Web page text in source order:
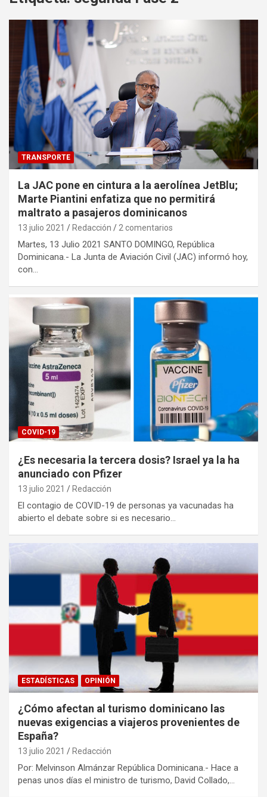
TRANSPORTE
La JAC pone en cintura a la aerolínea JetBlu;
Marte Piantini enfatiza que no permitirá
maltrato a pasajeros dominicanos
13 julio 2021 Redacción 2 comentarios
Martes, 13 Julio 2021 SANTO DOMINGO, República
Dominicana.- La Junta de Aviación Civil (JAC) informó hoy,
con…
COVID-19
¿Es necesaria la tercera dosis? Israel ya la ha
anunciado con Pfizer
13 julio 2021 Redacción
El contagio de COVID-19 de personas ya vacunadas ha
abierto el debate sobre si es necesario…
ESTADÍSTICAS OPINIÓN
¿Cómo afectan al turismo dominicano las
nuevas exigencias a viajeros provenientes de
España?
13 julio 2021 Redacción
Por: Melvinson Almánzar República Dominicana.- Hace a
penas unos días el ministro de turismo, David Collado,…